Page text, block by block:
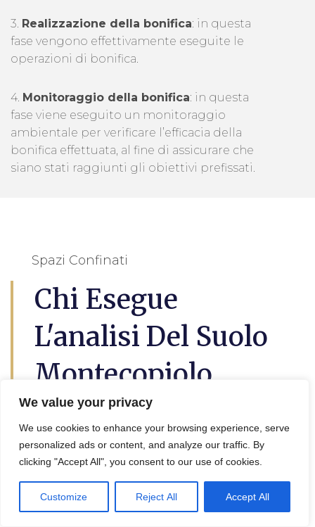
We value your privacy
We use cookies to enhance your browsing experience, serve
personalized ads or content, and analyze our traffic. By
clicking "Accept All", you consent to our use of cookies.
Customize Reject All Accept All
3. Realizzazione della bonifica: in questa
fase vengono effettivamente eseguite le
operazioni di bonifica.
4. Monitoraggio della bonifica: in questa
fase viene eseguito un monitoraggio
ambientale per verificare l’efficacia della
bonifica effettuata, al fine di assicurare che
siano stati raggiunti gli obiettivi prefissati.
Spazi Confinati
Chi Esegue
L'analisi Del Suolo
Montecopiolo
utile per lil progetto di decontaminazione e
bonifica terreni, in effetti viene eseguita da
un geologo, un agronomo o un tecnico
specializzato.